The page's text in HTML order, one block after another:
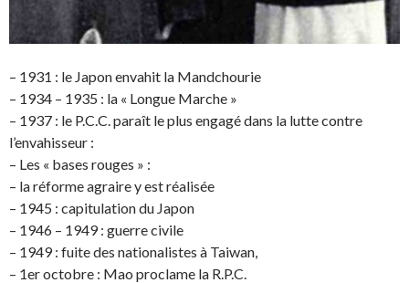
– 1931 : le Japon envahit la Mandchourie
– 1934 – 1935 : la « Longue Marche »
– 1937 : le P.C.C. paraît le plus engagé dans la lutte contre
l’envahisseur :
– Les « bases rouges » :
– la réforme agraire y est réalisée
– 1945 : capitulation du Japon
– 1946 – 1949 : guerre civile
– 1949 : fuite des nationalistes à Taiwan,
– 1er octobre : Mao proclame la R.P.C.